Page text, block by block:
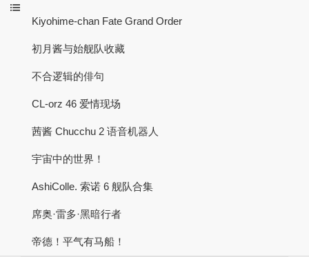
Kiyohime-chan Fate Grand Order
初月酱与始舰队收藏
不合逻辑的俳句
CL-orz 46 爱情现场
茜酱 Chucchu 2 语音机器人
宇宙中的世界！
AshiColle. 索诺 6 舰队合集
席奥·雷多·黑暗行者
帝德！平气有马船！